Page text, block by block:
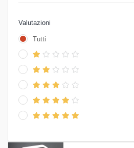
Valutazioni
Tutti